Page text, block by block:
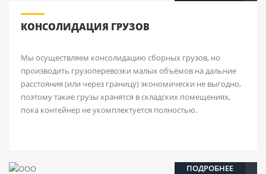
КОНСОЛИДАЦИЯ ГРУЗОВ
Мы осуществляем консолидацию сборных грузов, но
производить грузоперевозки малых объёмов на дальние
расстояния (или через границу) экономически не выгодно,
поэтому такие грузы хранятся в складских помещениях,
пока контейнер не укомплектуется полностью.
ПОДРОБНЕЕ